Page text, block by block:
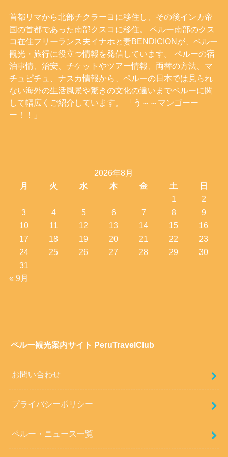
首都リマから北部チクラーヨに移住し、その後インカ帝
国の首都であった南部クスコに移住。 ペルー南部のクス
コ在住フリーランス夫イナホと妻BENDICIONが、ペルー
観光・旅行に役立つ情報を発信しています。 ペルーの宿
泊事情、治安、チケットやツアー情報、両替の方法、マ
チュピチュ、ナスカ情報から、ペルーの日本では見られ
ない海外の生活風景や驚きの文化の違いまでペルーに関
して幅広くご紹介しています。 「う～～マンゴーー
ー！！」
2026年8月
月
火 水 木 金 土
日
1
2
3
4 5 6 7 8
9
10
11 12 13 14 15
16
17
18 19 20 21 22
23
24
25 26 27 28 29
30
31
« 9月
ペルー観光案内サイト PeruTravelClub
お問い合わせ
プライバシーポリシー
ペルー・ニュース一覧